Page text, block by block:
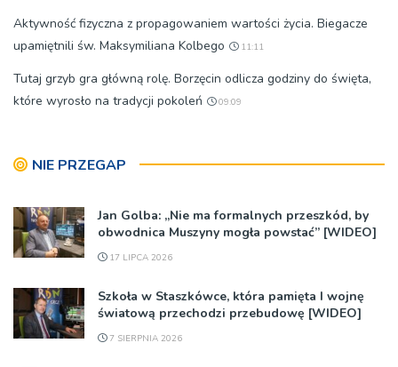
Aktywność fizyczna z propagowaniem wartości życia. Biegacze
upamiętnili św. Maksymiliana Kolbego
11:11
Tutaj grzyb gra główną rolę. Borzęcin odlicza godziny do święta,
które wyrosło na tradycji pokoleń
09:09
NIE PRZEGAP
Jan Golba: „Nie ma formalnych przeszkód, by
obwodnica Muszyny mogła powstać” [WIDEO]
17 LIPCA 2026
Szkoła w Staszkówce, która pamięta I wojnę
światową przechodzi przebudowę [WIDEO]
7 SIERPNIA 2026